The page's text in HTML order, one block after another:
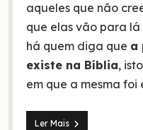
aqueles que não
que elas vão para
há quem diga que a
existe na Bíblia,
em que a mesma foi
Ler MaisO